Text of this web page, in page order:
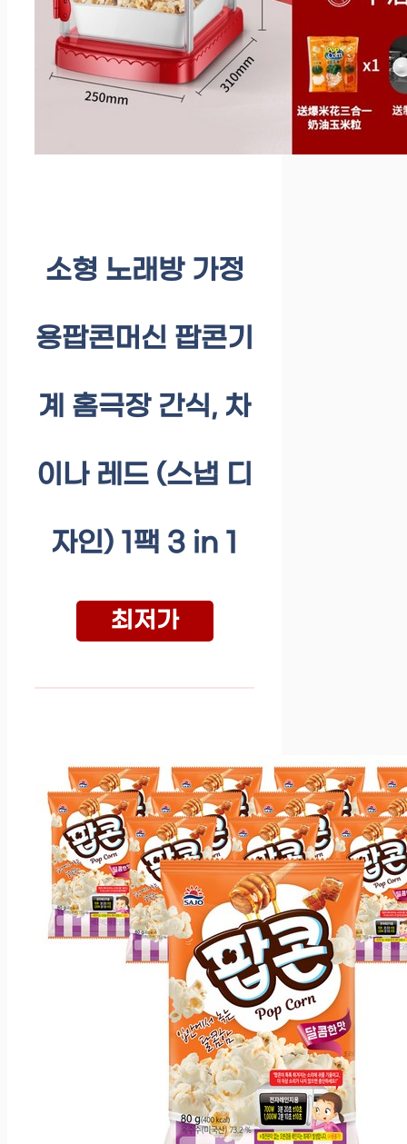
소형 노래방 가정
용팝콘머신 팝콘기
계 홈극장 간식, 차
이나 레드 (스냅 디
자인) 1팩 3 in 1
최저가